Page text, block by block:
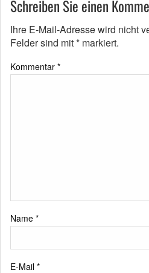
Schreiben Sie einen
Ihre E-Mail-Adresse wird nicht
Felder sind mit* markiert.
Kommentar *
Name *
E-Mail *